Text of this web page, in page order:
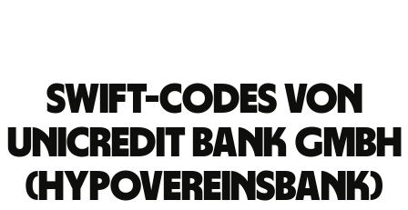
Swift-Codes von
UNICREDIT BANK GMBH
(HYPOVEREINSBANK)